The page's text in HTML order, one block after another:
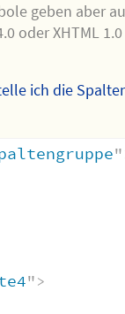
geben aber
oder XHTML
ich die
"
">